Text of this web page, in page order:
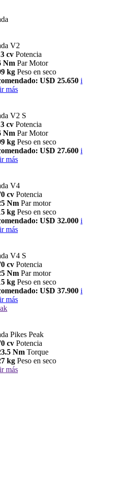
V2
cv Potencia
Nm Par Motor
kg Peso en seco
U$D 25.650 i
más
V2 S
cv Potencia
Nm Par Motor
kg Peso en seco
U$D 27.600 i
más
V4
cv Potencia
Nm Par motor
kg Peso en seco
U$D 32.000 i
más
V4 S
cv Potencia
Nm Par motor
kg Peso en seco
U$D 37.900 i
más
Pikes Peak
cv Potencia
Nm Torque
kg Peso en seco
más